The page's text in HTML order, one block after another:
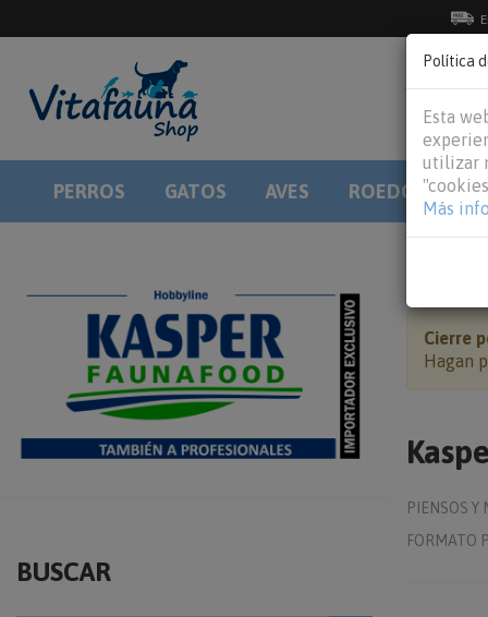
PERROS GATOS AVES ROEDORES
BUSCAR
Cierre
Hagan
PIENSOS Y
FORMATO
Política
Esta
utilizar
Más